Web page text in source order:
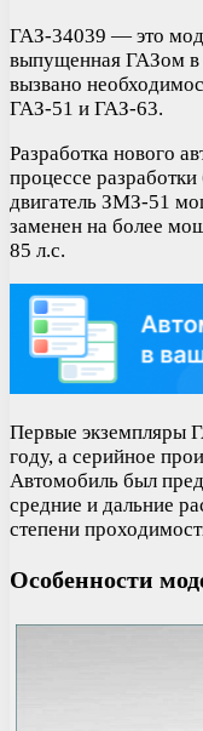
ГАЗ-34039 — это
выпущенная ГАЗом в
вызвано
ГАЗ-51 и ГАЗ-63.
Разработка нового
процессе
двигатель ЗМЗ-51
заменен на более
85 л.с.
Первые экземпляры
году, а серийное
Автомобиль был
средние и дальние
степени
Особенности